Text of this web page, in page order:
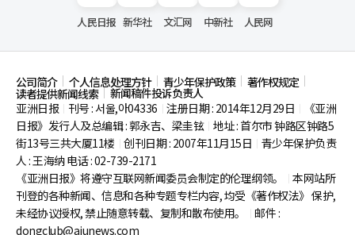
人民日报 新华社 文汇网 中新社 人民网
公司简介 个人信息处理方针 青少年保护政策 著作权规定
读者提供新闻线索
新闻稿件投诉负责人
亚洲日报
刊号 : 서울,아04336 注册日期 : 2014年12月29日
《亚洲
日报》发行人及总编辑 : 郭永吉、梁圭铉 地址 : 首尔市钟路区钟路5
街13号三共大厦11楼 创刊日期 : 2007年11月15日
青少年保护负责
人 : 王海纳 电话 : 02-739-2171
《亚洲日报》将遵守互联网新闻委员会制定的伦理纲领。
本网站所
刊登的各种新闻、信息和各种专题专栏内容, 均受《著作权法》 保护,
未经协议授权, 禁止随意转载、复制和散布使用。
邮件 :
dongclub@ajunews.com